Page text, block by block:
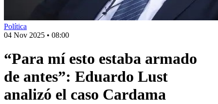
Política
04 Nov 2025 • 08:00
“Para mí esto estaba armado
de antes”: Eduardo Lust
analizó el caso Cardama